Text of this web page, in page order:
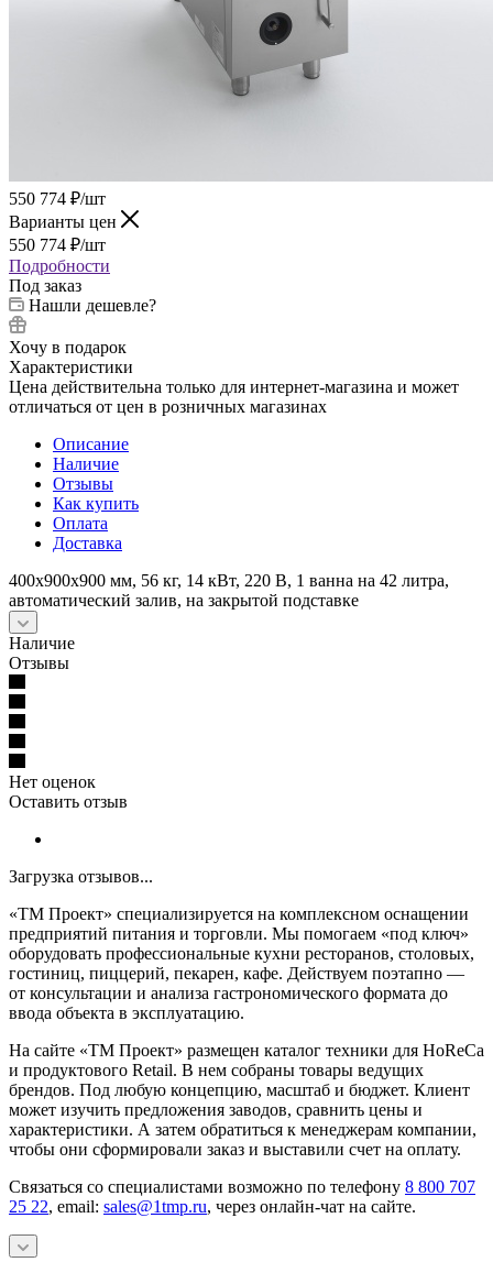
550 774 ₽/шт
Варианты цен
550 774 ₽/шт
Подробности
Под заказ
Нашли дешевле?
Хочу в подарок
Характеристики
Цена действительна только для интернет-магазина и может
отличаться от цен в розничных магазинах
Описание
Наличие
Отзывы
Как купить
Оплата
Доставка
400х900х900 мм, 56 кг, 14 кВт, 220 В, 1 ванна на 42 литра,
автоматический залив, на закрытой подставке
Наличие
Отзывы
Нет оценок
Оставить отзыв
Загрузка отзывов...
«ТМ Проект» специализируется на комплексном оснащении
предприятий питания и торговли. Мы помогаем «под ключ»
оборудовать профессиональные кухни ресторанов, столовых,
гостиниц, пиццерий, пекарен, кафе. Действуем поэтапно —
от консультации и анализа гастрономического формата до
ввода объекта в эксплуатацию.
На сайте «ТМ Проект» размещен каталог техники для HoReCa
и продуктового Retail. В нем собраны товары ведущих
брендов. Под любую концепцию, масштаб и бюджет. Клиент
может изучить предложения заводов, сравнить цены и
характеристики. А затем обратиться к менеджерам компании,
чтобы они сформировали заказ и выставили счет на оплату.
Связаться со специалистами возможно по телефону 8 800 707
25 22, email: sales@1tmp.ru, через онлайн-чат на сайте.